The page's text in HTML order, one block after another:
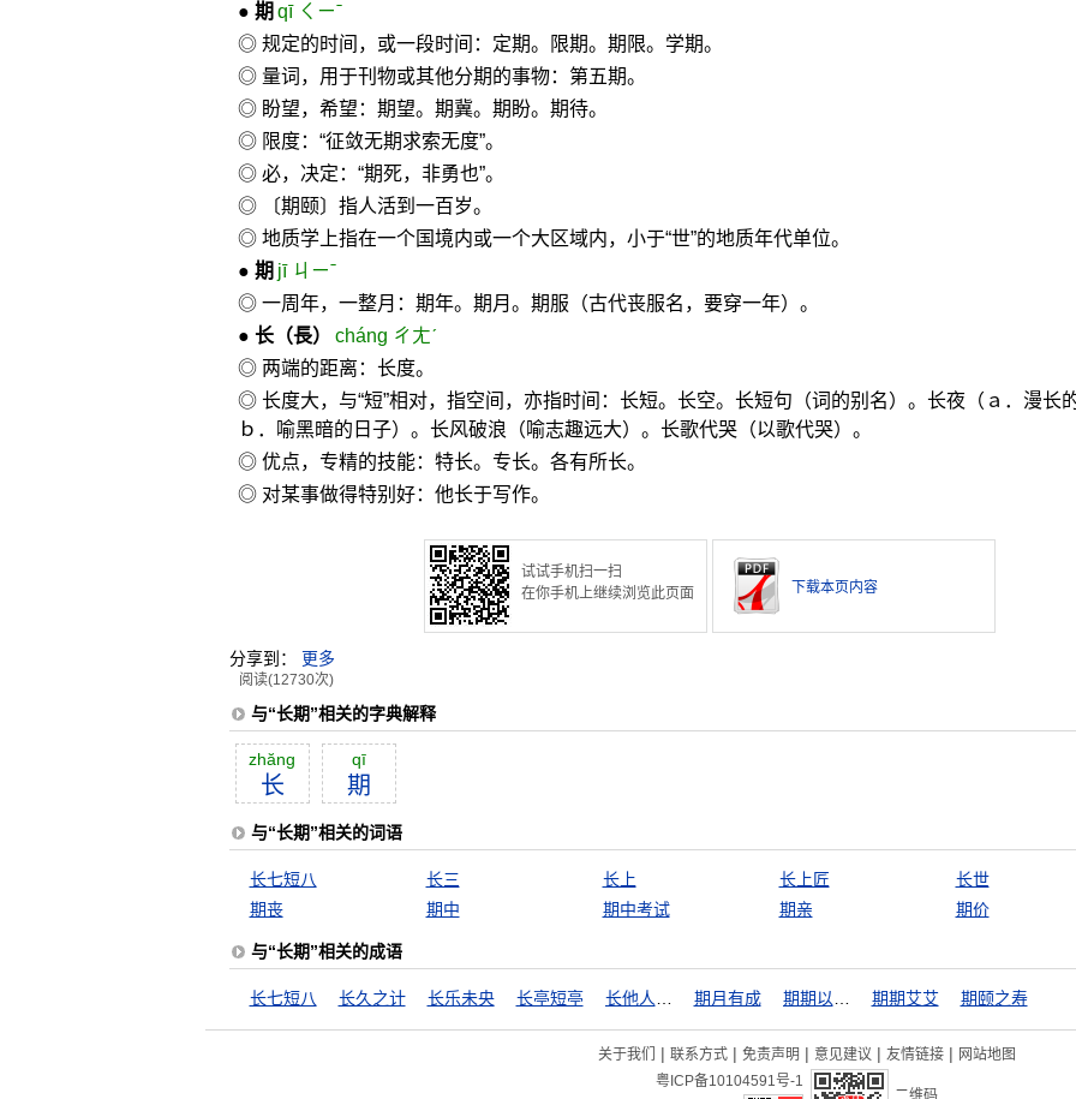
● 期 qī ㄑㄧˉ
◎ 规定的时间，或一段时间：定期。限期。期限。学期。
◎ 量词，用于刊物或其他分期的事物：第五期。
◎ 盼望，希望：期望。期冀。期盼。期待。
◎ 限度：“征敛无期求索无度”。
◎ 必，决定：“期死，非勇也”。
◎ 〔期颐〕指人活到一百岁。
◎ 地质学上指在一个国境内或一个大区域内，小于“世”的地质年代单位。
● 期 jī ㄐㄧˉ
◎ 一周年，一整月：期年。期月。期服（古代丧服名，要穿一年）。
● 长（長）
cháng ㄔㄤˊ
◎ 两端的距离：长度。
◎ 长度大，与“短”相对，指空间，亦指时间：长短。长空。长短句（词的别名）。长夜（ａ．漫长
ｂ．喻黑暗的日子）。长风破浪（喻志趣远大）。长歌代哭（以歌代哭）。
◎ 优点，专精的技能：特长。专长。各有所长。
◎ 对某事做得特别好：他长于写作。
试试手机扫一扫
在你手机上继续浏览此页面
下载本页内容
分享到： 更多
阅读(12730次)
与“长期”相关的字典解释
zhăng
长
qī
期
与“长期”相关的词语
长七短八 长三 长上 长上匠
长世
期丧
期中 期中考试 期亲 期价
与“长期”相关的成语
长七短八 长久之计 长乐未央 长亭短亭 期月有成 期期艾艾 期颐之寿
关于我们 | 联系方式 | 免责声明 | 意见建议 | 友情链接 | 网站地图
粤ICP备10104591号-1
二维码